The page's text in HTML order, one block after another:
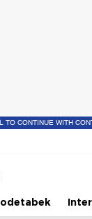
TO CONTINUE WITH